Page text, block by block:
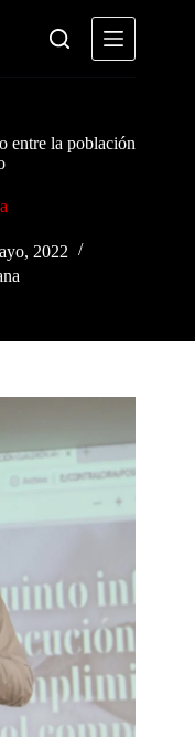
entre la población
2022